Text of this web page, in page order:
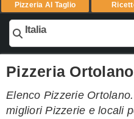
Pizzeria Al Taglio
Italia
Pizzeria Ortolano
Elenco Pizzerie
migliori Pizzerie e locali